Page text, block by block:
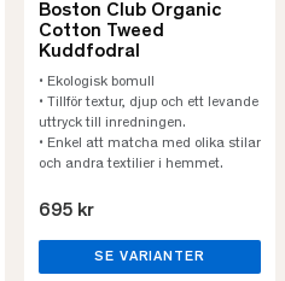
Boston Club Organic
Cotton Tweed
Kuddfodral
• Ekologisk bomull
• Tillför textur, djup och ett levande
uttryck till inredningen.
• Enkel att matcha med olika stilar
och andra textilier i hemmet.
695 kr
SE VARIANTER